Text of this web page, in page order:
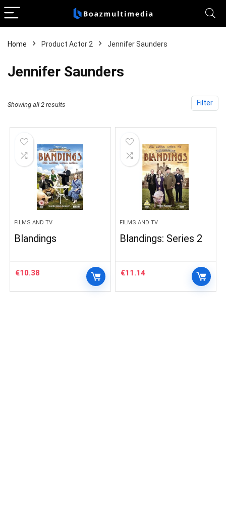
Home Product Actor 2 Jennifer Saunders
Jennifer Saunders
Filter
Showing all 2 results
FILMS AND TV
Blandings
€10.38
FILMS AND TV
Blandings: Series 2
€11.14